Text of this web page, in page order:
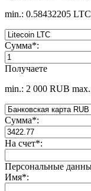
min.: 0.58432205 LTC
Сумма*:
Получаете
min.: 2 000 RUB
Сумма*:
На счет*:
Персональные
Имя*: